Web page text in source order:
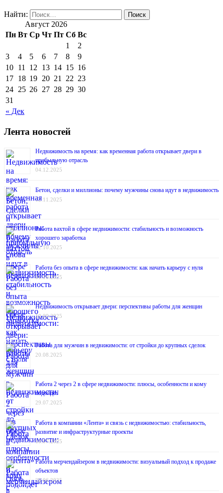
Найти:
Август 2026
Пн Вт Ср Чт Пт Сб Вс
« Дек
1
2
3
4 5 6 7 8
9
10 11 12 13 14 15 16
17 18 19 20 21 22 23
24 25 26 27 28 29 30
31
Лента новостей
Недвижимость на время: как временная работа открывает двери в
прибыльную отрасль
04.12.2025
Бетон, сделки и миллионы: почему мужчины снова идут в недвижимость
12.11.2025
Работа вахтой в сфере недвижимости: стабильность и возможность
хорошего заработка
22.10.2025
Работа без опыта в сфере недвижимости: как начать карьеру с нуля
01.10.2025
Недвижимость открывает двери: перспективы работы для женщин
10.09.2025
Работа для мужчин в недвижимости: от стройки до крупных сделок
20.08.2025
Работа 2 через 2 в сфере недвижимости: плюсы, особенности и кому
подойдёт
29.07.2025
Работа в компании «Лента» и связь с недвижимостью: стабильность,
развитие и инфраструктурные проекты
10.07.2025
Работа мерчендайзером в недвижимости: визуальный подход к продаже
объектов
20.06.2025